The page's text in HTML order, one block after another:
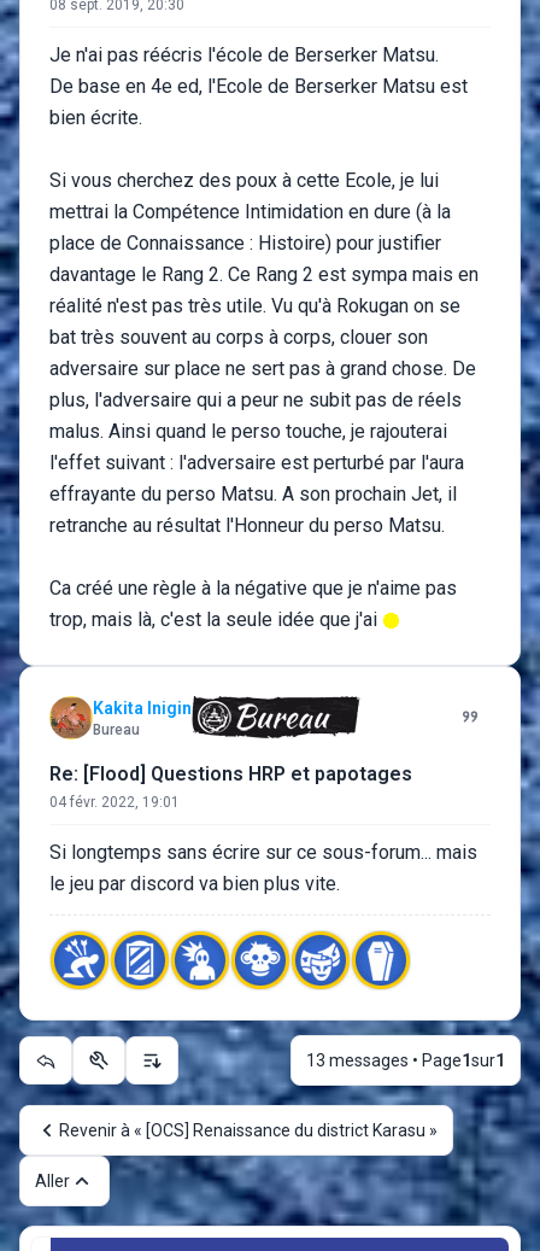
08 sept. 2019, 20:30
Je n'ai pas réécris l'école de Berserker Matsu.
De base en 4e ed, l'Ecole de Berserker Matsu est
bien écrite.
Si vous cherchez des poux à cette Ecole, je lui
mettrai la Compétence Intimidation en dure (à la
place de Connaissance : Histoire) pour justifier
davantage le Rang 2. Ce Rang 2 est sympa mais en
réalité n'est pas très utile. Vu qu'à Rokugan on se
bat très souvent au corps à corps, clouer son
adversaire sur place ne sert pas à grand chose. De
plus, l'adversaire qui a peur ne subit pas de réels
malus. Ainsi quand le perso touche, je rajouterai
l'effet suivant : l'adversaire est perturbé par l'aura
effrayante du perso Matsu. A son prochain Jet, il
retranche au résultat l'Honneur du perso Matsu.
Ca créé une règle à la négative que je n'aime pas
trop, mais là, c'est la seule idée que j'ai
Kakita Inigin
Bureau
Re: [Flood] Questions HRP et papotages
04 févr. 2022, 19:01
Si longtemps sans écrire sur ce sous-forum... mais
le jeu par discord va bien plus vite.
Outils du sujetOptions d’affichage et de tri
13 messages • Page1sur1
Revenir à « [OCS] Renaissance du district Karasu »
Aller